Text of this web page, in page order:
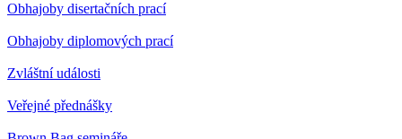
Obhajoby disertačních prací
Obhajoby diplomových prací
Zvláštní události
Veřejné přednášky